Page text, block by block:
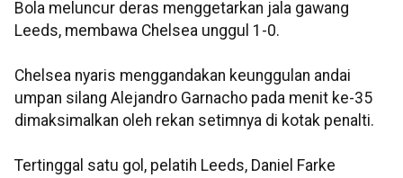
Bola meluncur deras menggetarkan jala gawang
Leeds, membawa Chelsea unggul 1-0.
Chelsea nyaris menggandakan keunggulan andai
umpan silang Alejandro Garnacho pada menit ke-35
dimaksimalkan oleh rekan setimnya di kotak penalti.
Tertinggal satu gol, pelatih Leeds, Daniel Farke